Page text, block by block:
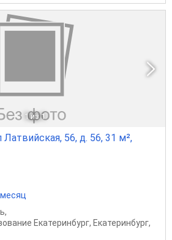
1 из 1
56, д. 56, 31 м²,
,
Екатеринбург, Екатеринбург,